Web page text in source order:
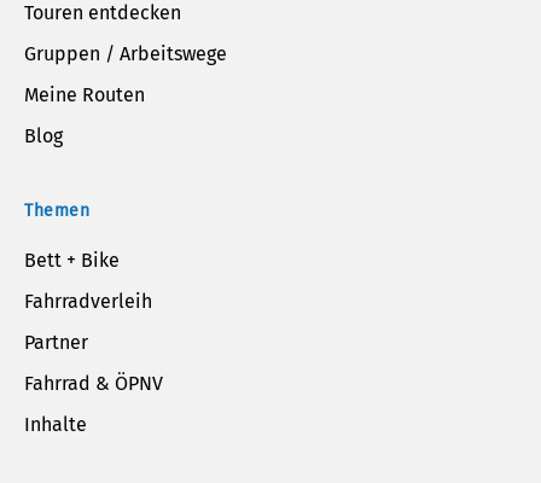
Touren entdecken
Gruppen / Arbeitswege
Meine Routen
Blog
Themen
Bett + Bike
Fahrradverleih
Partner
Fahrrad & ÖPNV
Inhalte